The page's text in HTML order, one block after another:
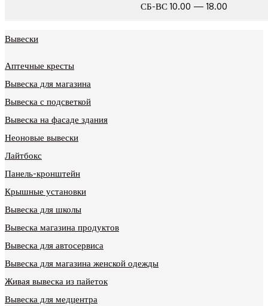
СБ-ВС 10.00 — 18.00
Вывески
Аптечные кресты
Вывеска для магазина
Вывеска с подсветкой
Вывеска на фасаде здания
Неоновые вывески
Лайтбокс
Панель-кронштейн
Крышные установки
Вывеска для школы
Вывеска магазина продуктов
Вывеска для автосервиса
Вывеска для магазина женской одежды
Живая вывеска из пайеток
Вывеска для медцентра